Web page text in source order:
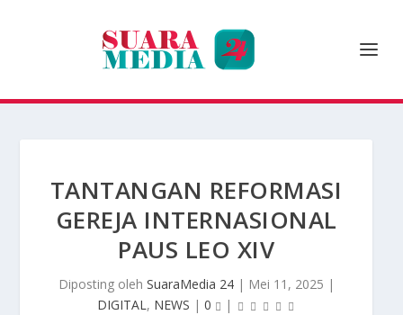
TANTANGAN REFORMASI
GEREJA INTERNASIONAL
PAUS LEO XIV
Diposting oleh SuaraMedia 24| Mei 11, 2025 |
DIGITAL, NEWS | 0 |